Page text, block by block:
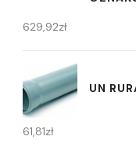
629,92zł
UN
61,81zł